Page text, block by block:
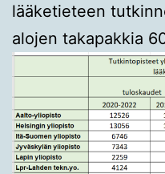
lääketieteen
alojen takapakkia